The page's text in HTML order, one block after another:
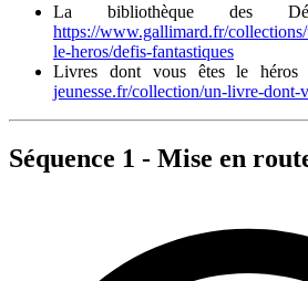
La bibliothèque des
https://www.gallimard.fr/
le-heros/defis-fantastiques
Livres dont vous êtes le
jeunesse.fr/collection/un-livre-dont-
Séquence 1 - Mise en